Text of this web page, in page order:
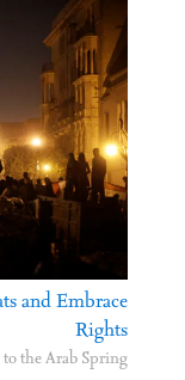
and Embrace
Rights
the Arab Spring